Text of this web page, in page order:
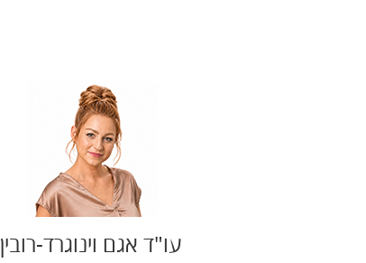
עו"ד אגם וינוגרד-רובין